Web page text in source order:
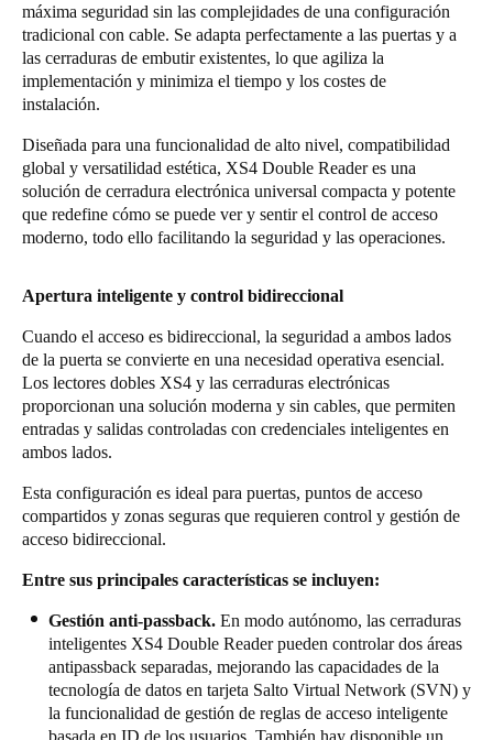
máxima seguridad sin las complejidades de una configuración
tradicional con cable. Se adapta perfectamente a las puertas y a
las cerraduras de embutir existentes, lo que agiliza la
implementación y minimiza el tiempo y los costes de
instalación.
Diseñada para una funcionalidad de alto nivel, compatibilidad
global y versatilidad estética, XS4 Double Reader es una
solución de cerradura electrónica universal compacta y potente
que redefine cómo se puede ver y sentir el control de acceso
moderno, todo ello facilitando la seguridad y las operaciones.
Apertura inteligente y control bidireccional
Cuando el acceso es bidireccional, la seguridad a ambos lados
de la puerta se convierte en una necesidad operativa esencial.
Los lectores dobles XS4 y las cerraduras electrónicas
proporcionan una solución moderna y sin cables, que permiten
entradas y salidas controladas con credenciales inteligentes en
ambos lados.
Esta configuración es ideal para puertas, puntos de acceso
compartidos y zonas seguras que requieren control y gestión de
acceso bidireccional.
Entre sus principales características se incluyen:
Gestión anti-passback. En modo autónomo, las cerraduras
inteligentes XS4 Double Reader pueden controlar dos áreas
antipassback separadas, mejorando las capacidades de la
tecnología de datos en tarjeta Salto Virtual Network (SVN) y
la funcionalidad de gestión de reglas de acceso inteligente
basada en ID de los usuarios. También hay disponible un